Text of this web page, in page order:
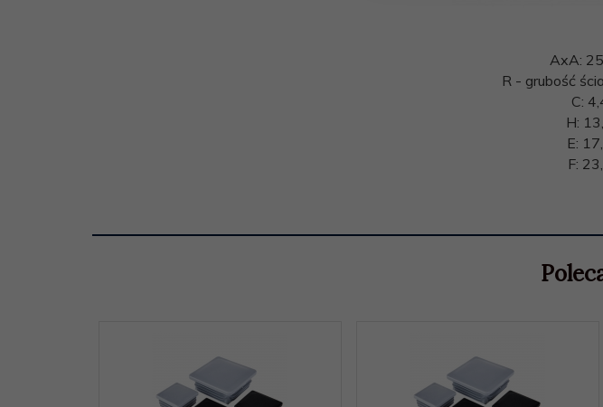
AxA:
R - grubość
C:
H:
E:
F: